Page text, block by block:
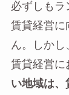
必ずしもラ
賃貸経営に
ん。しかし
賃貸経営に
い地域は、